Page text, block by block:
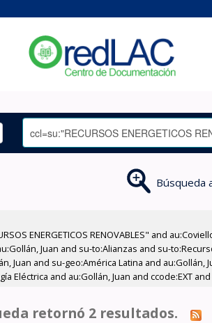
Búsqueda
ENERGETICOS RENOVABLES" and
Juan and su-to:Alianzas and su-
Juan and su-geo:América Latina and
Eléctrica and au:Gollán, Juan and ccode:EXT
retornó 2 resultados.